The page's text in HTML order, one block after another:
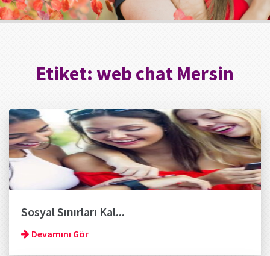
Etiket: web chat Mersin
Sosyal Sınırları Kal...
Devamını Gör